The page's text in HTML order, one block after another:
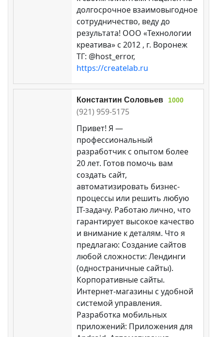
долгосрочное взаимовыгодное
сотрудничество, веду до
результата! ООО «Технологии
креатива» c 2012 , г. Воронеж
ТГ: @host_error,
https://createlab.ru
Константин Соловьев 1000
(921) 959-5175
Привет! Я —
профессиональный
разработчик с опытом более
20 лет. Готов помочь вам
создать сайт,
автоматизировать бизнес-
процессы или решить любую
IT-задачу. Работаю лично, что
гарантирует высокое качество
и внимание к деталям. Что я
предлагаю: Создание сайтов
любой сложности: Лендинги
(одностраничные сайты).
Корпоративные сайты.
Интернет-магазины с удобной
системой управления.
Разработка мобильных
приложений: Приложения для